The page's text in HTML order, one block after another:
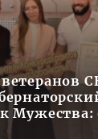
Мужества: